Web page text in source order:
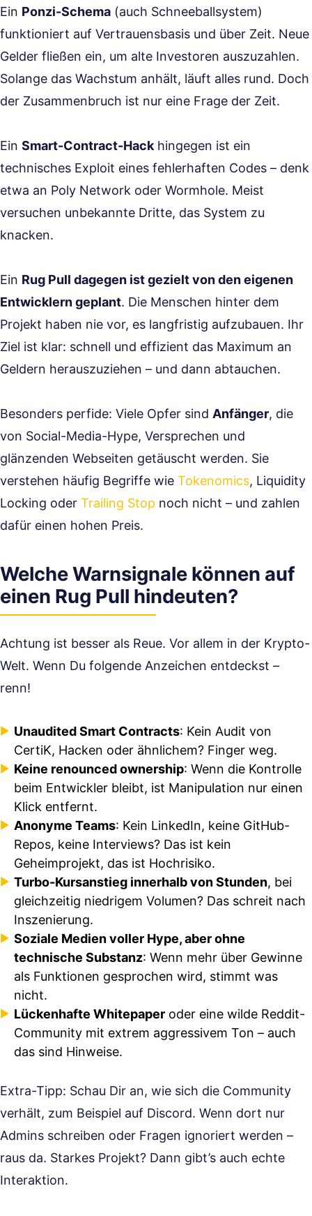
Ein Ponzi-Schema (auch Schneeballsystem)
funktioniert auf Vertrauensbasis und über Zeit. Neue
Gelder fließen ein, um alte Investoren auszuzahlen.
Solange das Wachstum anhält, läuft alles rund. Doch
der Zusammenbruch ist nur eine Frage der Zeit.
Ein Smart-Contract-Hack hingegen ist ein
technisches Exploit eines fehlerhaften Codes – denk
etwa an Poly Network oder Wormhole. Meist
versuchen unbekannte Dritte, das System zu
knacken.
Ein Rug Pull dagegen ist gezielt von den eigenen
Entwicklern geplant. Die Menschen hinter dem
Projekt haben nie vor, es langfristig aufzubauen. Ihr
Ziel ist klar: schnell und effizient das Maximum an
Geldern herauszuziehen – und dann abtauchen.
Besonders perfide: Viele Opfer sind Anfänger, die
von Social-Media-Hype, Versprechen und
glänzenden Webseiten getäuscht werden. Sie
verstehen häufig Begriffe wie Tokenomics, Liquidity
Locking oder Trailing Stop noch nicht – und zahlen
dafür einen hohen Preis.
Welche Warnsignale können auf
einen Rug Pull hindeuten?
Achtung ist besser als Reue. Vor allem in der Krypto-
Welt. Wenn Du folgende Anzeichen entdeckst –
renn!
Unaudited Smart Contracts: Kein Audit von
CertiK, Hacken oder ähnlichem? Finger weg.
Keine renounced ownership: Wenn die Kontrolle
beim Entwickler bleibt, ist Manipulation nur einen
Klick entfernt.
Anonyme Teams: Kein LinkedIn, keine GitHub-
Repos, keine Interviews? Das ist kein
Geheimprojekt, das ist Hochrisiko.
Turbo-Kursanstieg innerhalb von Stunden, bei
gleichzeitig niedrigem Volumen? Das schreit nach
Inszenierung.
Soziale Medien voller Hype, aber ohne
technische Substanz: Wenn mehr über Gewinne
als Funktionen gesprochen wird, stimmt was
nicht.
Lückenhafte Whitepaper oder eine wilde Reddit-
Community mit extrem aggressivem Ton – auch
das sind Hinweise.
Extra-Tipp: Schau Dir an, wie sich die Community
verhält, zum Beispiel auf Discord. Wenn dort nur
Admins schreiben oder Fragen ignoriert werden –
raus da. Starkes Projekt? Dann gibt’s auch echte
Interaktion.